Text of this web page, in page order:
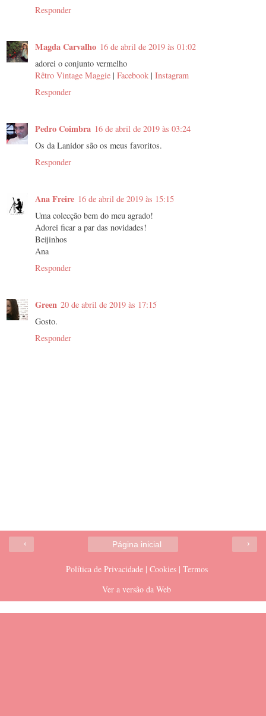
Responder
Magda Carvalho 16 de abril de 2019 às 01:02
adorei o conjunto vermelho
Rêtro Vintage Maggie | Facebook | Instagram
Responder
Pedro Coimbra 16 de abril de 2019 às 03:24
Os da Lanidor são os meus favoritos.
Responder
Ana Freire 16 de abril de 2019 às 15:15
Uma colecção bem do meu agrado!
Adorei ficar a par das novidades!
Beijinhos
Ana
Responder
Green 20 de abril de 2019 às 17:15
Gosto.
Responder
‹ ›
Página inicial
Política de Privacidade | Cookies | Termos
Ver a versão da Web